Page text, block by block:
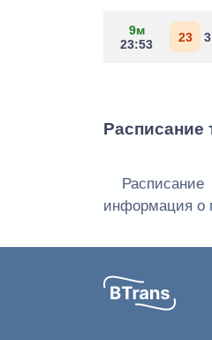
9м
23:53
23
Расписание
информация о